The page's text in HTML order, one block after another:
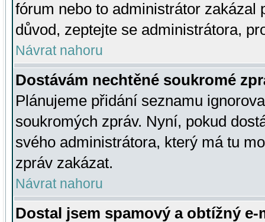
fórum nebo to administrátor zakázal
důvod, zeptejte se administrátora,
Návrat nahoru
Dostávám nechtěné soukromé
Plánujeme přidání seznamu
soukromých zpráv. Nyní, pokud
svého administrátora, který má tu
zpráv zakázat.
Návrat nahoru
Dostal jsem spamový a obtížný